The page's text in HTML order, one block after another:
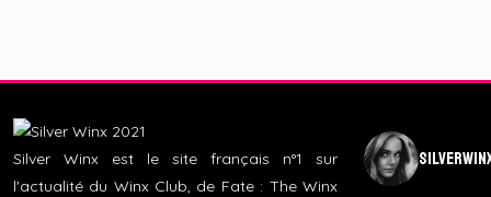
Silver Winx est le site français n°1 sur
l'actualité du Winx Club, de Fate : The Winx